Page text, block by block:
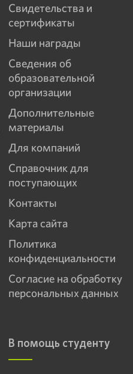
Свидетельства и
сертификаты
Наши награды
Сведения об
образовательной
организации
Дополнительные
материалы
Для компаний
Справочник для
поступающих
Контакты
Карта сайта
Политика
конфиденциальности
Согласие на обработку
персональных данных
В помощь студенту